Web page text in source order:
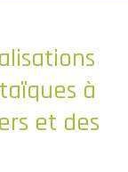
à
et des